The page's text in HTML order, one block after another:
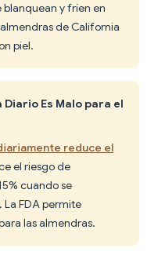
y fríen en
de California
piel.
Es Malo para el
reduce el
el riesgo de
cuando se
La FDA permite
las almendras.